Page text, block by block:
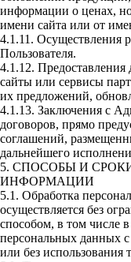
информации о ценах,
имени сайта или от
4.1.11. Осуществления
Пользователя.
4.1.12. Предоставления
сайты или сервисы
их предложений,
4.1.13. Заключения с
договоров, прямо
соглашений,
дальнейшего
5. СПОСОБЫ И
ИНФОРМАЦИИ
5.1. Обработка
осуществляется без
способом, в том числе
персональных данных с
или без использования